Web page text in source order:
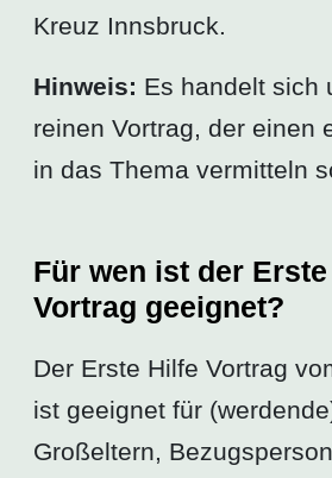
Kreuz Innsbruck.
Hinweis: Es handelt sich
reinen Vortrag, der einen
in das Thema vermitteln
Für wen ist der
Vortrag geeignet?
Der Erste Hilfe Vortrag
ist geeignet für
Großeltern,